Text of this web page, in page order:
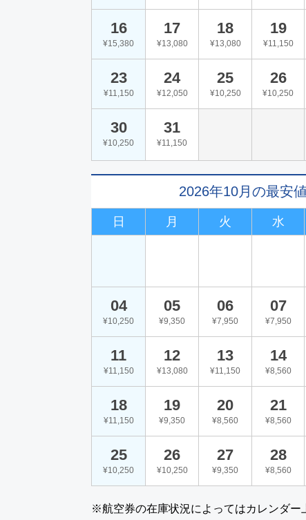
16
¥15,380
17
¥13,080
18
¥13,080
19
¥11,150
23
¥11,150
24
¥12,050
25
¥10,250
26
¥10,250
30
¥10,250
31
¥11,150
2026年10月の最安
日 月 火 水
04
¥10,250
05
¥9,350
06
¥7,950
07
¥7,950
11
¥11,150
12
¥13,080
13
¥11,150
14
¥8,560
18
¥11,150
19
¥9,350
20
¥8,560
21
¥8,560
25
¥10,250
26
¥10,250
27
¥9,350
28
¥8,560
※航空券の在庫状況によってはカレンダー